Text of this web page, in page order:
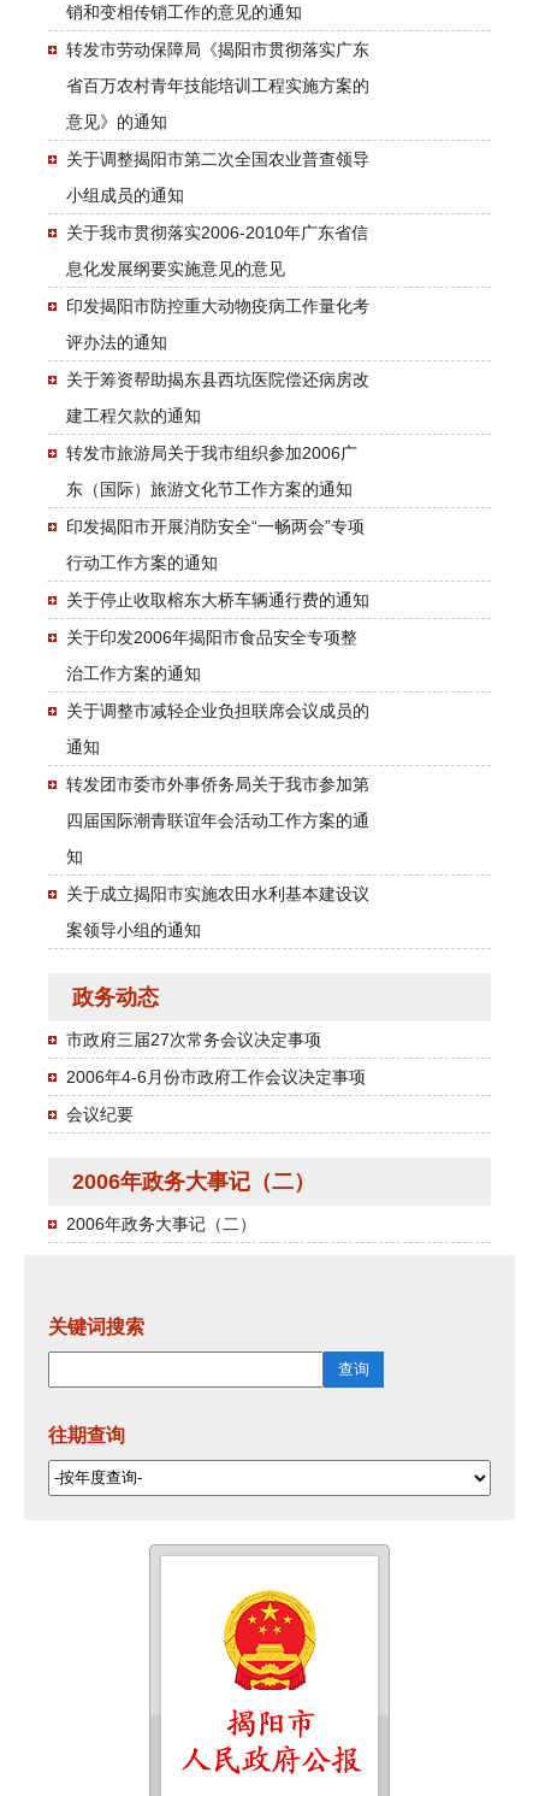
销和变相传销工作的意见的通知
转发市劳动保障局《揭阳市贯彻落实广东
省百万农村青年技能培训工程实施方案的
意见》的通知
关于调整揭阳市第二次全国农业普查领导
小组成员的通知
关于我市贯彻落实2006-2010年广东省信
息化发展纲要实施意见的意见
印发揭阳市防控重大动物疫病工作量化考
评办法的通知
关于筹资帮助揭东县西坑医院偿还病房改
建工程欠款的通知
转发市旅游局关于我市组织参加2006广
东（国际）旅游文化节工作方案的通知
印发揭阳市开展消防安全“一畅两会”专项
行动工作方案的通知
关于停止收取榕东大桥车辆通行费的通知
关于印发2006年揭阳市食品安全专项整
治工作方案的通知
关于调整市减轻企业负担联席会议成员的
通知
转发团市委市外事侨务局关于我市参加第
四届国际潮青联谊年会活动工作方案的通
知
关于成立揭阳市实施农田水利基本建设议
案领导小组的通知
政务动态
市政府三届27次常务会议决定事项
2006年4-6月份市政府工作会议决定事项
会议纪要
2006年政务大事记（二）
2006年政务大事记（二）
关键词搜索
往期查询